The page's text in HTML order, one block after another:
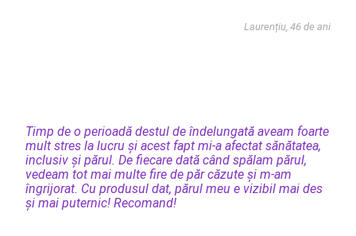
Laurențiu, 46 de ani
Timp de o perioadă destul de îndelungată aveam foarte
mult stres la lucru și acest fapt mi-a afectat sănătatea,
inclusiv și părul. De fiecare dată când spălam părul,
vedeam tot mai multe fire de păr căzute și m-am
îngrijorat. Cu produsul dat, părul meu e vizibil mai des
și mai puternic! Recomand!